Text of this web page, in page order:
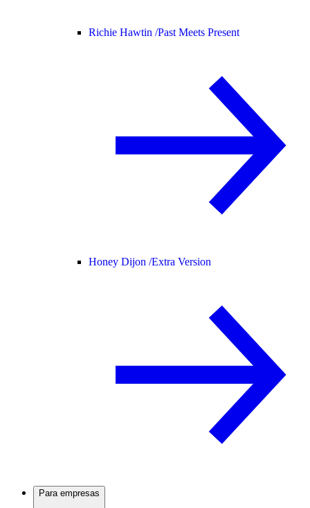
Richie Hawtin /Past Meets Present
Honey Dijon /Extra Version
Para empresas